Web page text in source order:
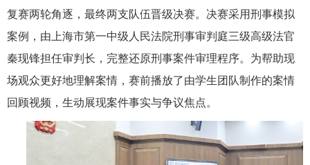
复赛两轮角逐，最终两支队伍晋级决赛。决赛采用刑事模拟
案例， 由 上海市第一中级人民法院刑事审判庭三级高级法官
秦现锋担任审判长 ，完整还原刑事案件审理程序。为帮助现
场观众更好地理解案情，赛前播放了由学生团队制作的案情
回顾视频，生动展现案件事实与争议焦点。